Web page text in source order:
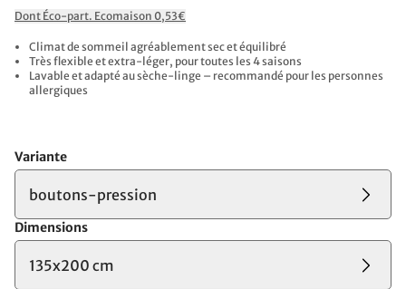
Dont Éco-part. Ecomaison 0,53€
Climat de sommeil agréablement sec et équilibré
Très flexible et extra-léger, pour toutes les 4 saisons
Lavable et adapté au sèche-linge – recommandé pour les personnes
allergiques
Variante
boutons-pression
Dimensions
135x200 cm